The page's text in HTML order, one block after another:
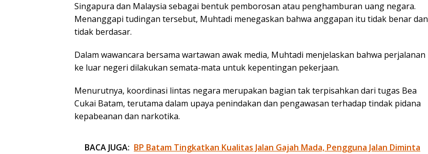
Singapura dan Malaysia sebagai bentuk pemborosan atau penghamburan uang negara.
Menanggapi tudingan tersebut, Muhtadi menegaskan bahwa anggapan itu tidak benar dan
tidak berdasar.
Dalam wawancara bersama wartawan awak media, Muhtadi menjelaskan bahwa perjalanan
ke luar negeri dilakukan semata-mata untuk kepentingan pekerjaan.
Menurutnya, koordinasi lintas negara merupakan bagian tak terpisahkan dari tugas Bea
Cukai Batam, terutama dalam upaya penindakan dan pengawasan terhadap tindak pidana
kepabeanan dan narkotika.
BACA JUGA: BP Batam Tingkatkan Kualitas Jalan Gajah Mada, Pengguna Jalan Diminta